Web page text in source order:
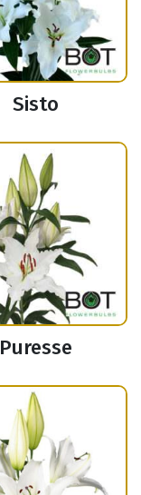
Sisto
Puresse